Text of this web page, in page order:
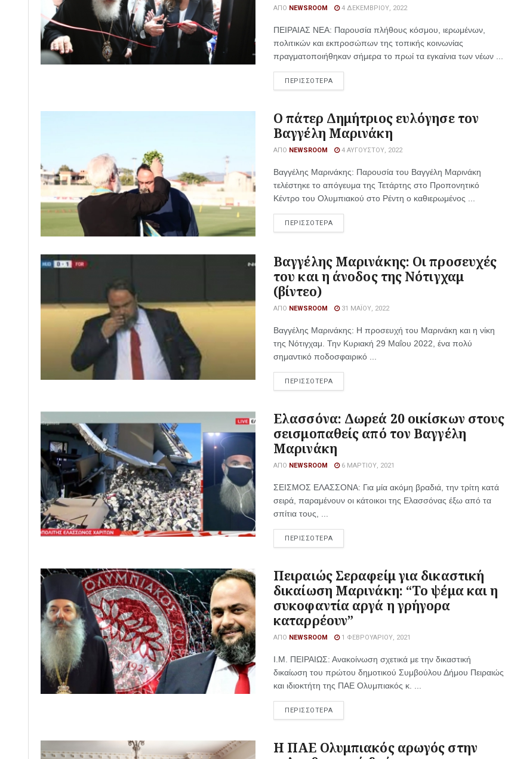
ΑΠΌ NEWSROOM 4 ΔΕΚΕΜΒΡΊΟΥ, 2022
ΠΕΙΡΑΙΑΣ ΝΕΑ: Παρουσία πλήθους κόσμου, ιερωμένων,
πολιτικών και εκπροσώπων της τοπικής κοινωνίας
πραγματοποιήθηκαν σήμερα το πρωί τα εγκαίνια των νέων ...
ΠΕΡΙΣΣΟΤΕΡΑ
Ο πάτερ Δημήτριος ευλόγησε τον
Βαγγέλη Μαρινάκη
ΑΠΌ NEWSROOM 4 ΑΥΓΟΎΣΤΟΥ, 2022
Βαγγέλης Μαρινάκης: Παρουσία του Βαγγέλη Μαρινάκη
τελέστηκε το απόγευμα της Τετάρτης στο Προπονητικό
Κέντρο του Ολυμπιακού στο Ρέντη ο καθιερωμένος ...
ΠΕΡΙΣΣΟΤΕΡΑ
Βαγγέλης Μαρινάκης: Οι προσευχές
του και η άνοδος της Νότιγχαμ
(βίντεο)
ΑΠΌ NEWSROOM 31 ΜΑΪ́ΟΥ, 2022
Βαγγέλης Μαρινάκης: Η προσευχή του Μαρινάκη και η νίκη
της Νότιγχαμ. Την Κυριακή 29 Μαΐου 2022, ένα πολύ
σημαντικό ποδοσφαιρικό ...
ΠΕΡΙΣΣΟΤΕΡΑ
Ελασσόνα: Δωρεά 20 οικίσκων στους
σεισμοπαθείς από τον Βαγγέλη
Μαρινάκη
ΑΠΌ NEWSROOM 6 ΜΑΡΤΊΟΥ, 2021
ΣΕΙΣΜΟΣ ΕΛΑΣΣΟΝΑ: Για μία ακόμη βραδιά, την τρίτη κατά
σειρά, παραμένουν οι κάτοικοι της Ελασσόνας έξω από τα
σπίτια τους, ...
ΠΕΡΙΣΣΟΤΕΡΑ
Πειραιώς Σεραφείμ για δικαστική
δικαίωση Μαρινάκη: “Το ψέμα και η
συκοφαντία αργά η γρήγορα
καταρρέουν”
ΑΠΌ NEWSROOM 1 ΦΕΒΡΟΥΑΡΊΟΥ, 2021
Ι.Μ. ΠΕΙΡΑΙΩΣ: Ανακοίνωση σχετικά με την δικαστική
δικαίωση του πρώτου δημοτικού Συμβούλου Δήμου Πειραιώς
και ιδιοκτήτη της ΠΑΕ Ολυμπιακός κ. ...
ΠΕΡΙΣΣΟΤΕΡΑ
Η ΠΑΕ Ολυμπιακός αρωγός στην